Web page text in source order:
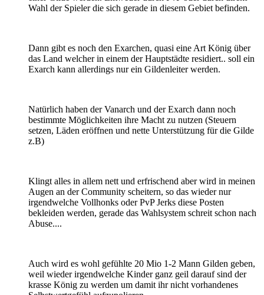
Wahl der Spieler die sich gerade in diesem Gebiet befinden.
Dann gibt es noch den Exarchen, quasi eine Art König über
das Land welcher in einem der Hauptstädte residiert.. soll ein
Exarch kann allerdings nur ein Gildenleiter werden.
Natürlich haben der Vanarch und der Exarch dann noch
bestimmte Möglichkeiten ihre Macht zu nutzen (Steuern
setzen, Läden eröffnen und nette Unterstützung für die Gilde
z.B)
Klingt alles in allem nett und erfrischend aber wird in meinen
Augen an der Community scheitern, so das wieder nur
irgendwelche Vollhonks oder PvP Jerks diese Posten
bekleiden werden, gerade das Wahlsystem schreit schon nach
Abuse....
Auch wird es wohl gefühlte 20 Mio 1-2 Mann Gilden geben,
weil wieder irgendwelche Kinder ganz geil darauf sind der
krasse König zu werden um damit ihr nicht vorhandenes